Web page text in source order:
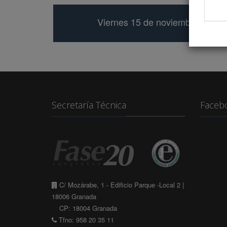
Viernes 15 de noviembre
Secretaría Técnica
C/ Mozárabe, 1 - Edificio Parque -Local 2 |
18006 Granada
CP: 18004 Granada
Tfno: 958 20 35 11